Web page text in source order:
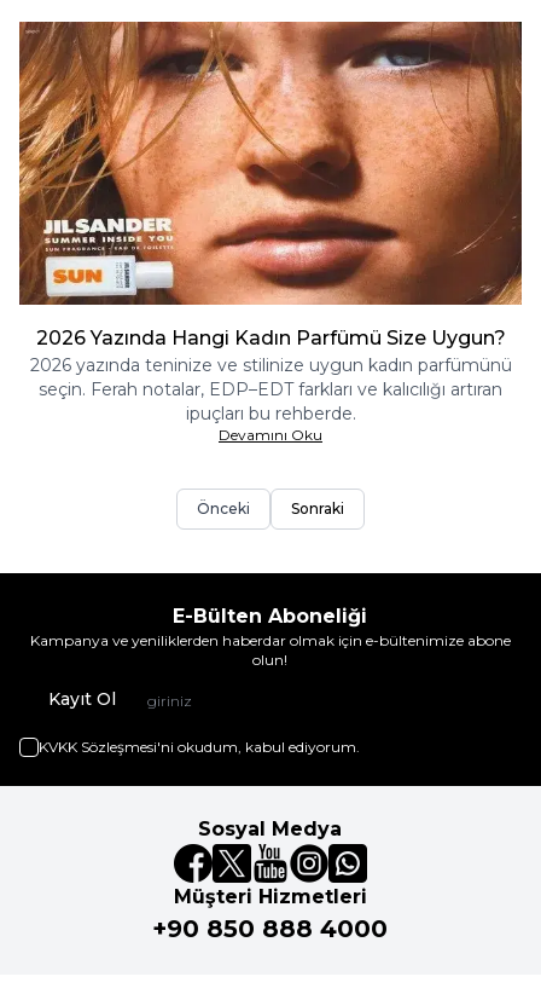
2026 Yazında Hangi Kadın Parfümü Size Uygun?
2026 yazında teninize ve stilinize uygun kadın parfümünü
seçin. Ferah notalar, EDP–EDT farkları ve kalıcılığı artıran
ipuçları bu rehberde.
Devamını Oku
Önceki Sonraki
E-Bülten Aboneliği
Kampanya ve yeniliklerden haberdar olmak için e-bültenimize abone
olun!
Kayıt Ol
KVKK Sözleşmesi'ni okudum, kabul ediyorum.
Sosyal Medya
Müşteri Hizmetleri
+90 850 888 4000